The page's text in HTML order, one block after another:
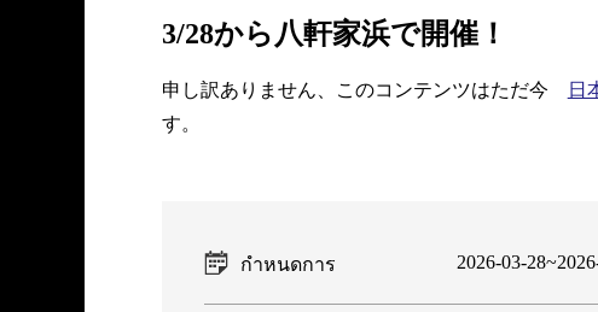
3/28から八軒家浜で開催！
申し訳ありません、このコンテンツはただ今 日
す。
กำหนดการ 2026-03-